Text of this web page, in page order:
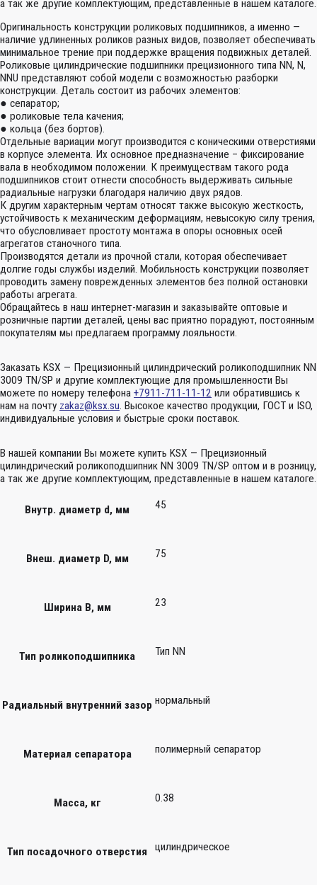
а так же другие комплектующим, представленные в нашем каталоге.
Оригинальность конструкции роликовых подшипников, а именно —
наличие удлиненных роликов разных видов, позволяет обеспечивать
минимальное трение при поддержке вращения подвижных деталей.
Роликовые цилиндрические подшипники прецизионного типа NN, N,
NNU представляют собой модели с возможностью разборки
конструкции. Деталь состоит из рабочих элементов:
● сепаратор;
● роликовые тела качения;
● кольца (без бортов).
Отдельные вариации могут производится с коническими отверстиями
в корпусе элемента. Их основное предназначение – фиксирование
вала в необходимом положении. К преимуществам такого рода
подшипников стоит отнести способность выдерживать сильные
радиальные нагрузки благодаря наличию двух рядов.
К другим характерным чертам относят также высокую жесткость,
устойчивость к механическим деформациям, невысокую силу трения,
что обусловливает простоту монтажа в опоры основных осей
агрегатов станочного типа.
Производятся детали из прочной стали, которая обеспечивает
долгие годы службы изделий. Мобильность конструкции позволяет
проводить замену поврежденных элементов без полной остановки
работы агрегата.
Обращайтесь в наш интернет-магазин и заказывайте оптовые и
розничные партии деталей, цены вас приятно порадуют, постоянным
покупателям мы предлагаем программу лояльности.
Заказать KSX — Прецизионный цилиндрический роликоподшипник NN
3009 TN/SP и другие комплектующие для промышленности Вы
можете по номеру телефона +7911-711-11-12 или обратившись к
нам на почту zakaz@ksx.su. Высокое качество продукции, ГОСТ и ISO,
индивидуальные условия и быстрые сроки поставок.
В нашей компании Вы можете купить KSX — Прецизионный
цилиндрический роликоподшипник NN 3009 TN/SP оптом и в розницу,
а так же другие комплектующим, представленные в нашем каталоге.
Внутр. диаметр d, мм 45
Внеш. диаметр D, мм 75
Ширина B, мм 23
Тип роликоподшипника Тип NN
Радиальный внутренний зазор нормальный
Материал сепаратора полимерный сепаратор
Масса, кг 0.38
Тип посадочного отверстия цилиндрическое